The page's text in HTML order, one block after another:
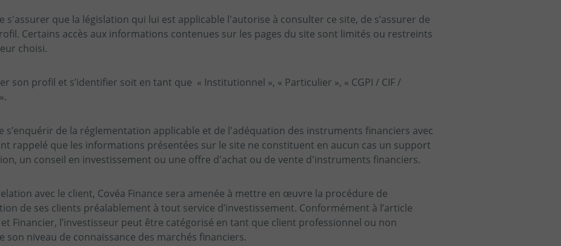
que la législation qui lui est applicable l'autorise à consulter ce site, de s’assurer de
Certains accès aux informations contenues sur les pages du site sont limités ou restreints
choisi.
son profil et s’identifier soit en tant que « Institutionnel », « Particulier », « CGPI / CIF /
s’enquérir de la réglementation applicable et de l'adéquation des instruments financiers avec
rappelé que les informations présentées sur le site ne constituent en aucun cas un support
un conseil en investissement ou une offre d'achat ou de vente d'instruments financiers.
avec le client, Covéa Finance sera amenée à mettre en œuvre la procédure de
de ses clients préalablement à tout service d’investissement. Conformément à l’article
Financier, l’investisseur peut être catégorisé en tant que client professionnel ou non
niveau de connaissance des marchés financiers.